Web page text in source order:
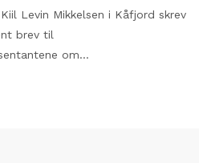
Levin Mikkelsen i Kåfjord skrev
brev til
om…